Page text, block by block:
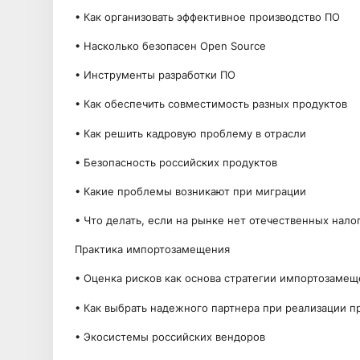
• Как организовать эффективное производство ПО
• Насколько безопасен Open Source
• Инструменты разработки ПО
• Как обеспечить совместимость разных продуктов
• Как решить кадровую проблему в отрасли
• Безопасность российских продуктов
• Какие проблемы возникают при миграции
• Что делать, если на рынке нет отечественных
Практика импортозамещения
• Оценка рисков как основа стратегии
• Как выбрать надежного партнера при реализации
• Экосистемы российских вендоров